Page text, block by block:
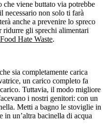
che viene buttato via potrebbe
necessario non solo ti farà
anche a prevenire lo spreco
gli sprechi alimentari
Hate Waste.
sia completamente carica
un carico completo fa
Tuttavia, il modo migliore
i nostri genitori: con un
Metti a bagno le stoviglie in
in un’altra bacinella di acqua